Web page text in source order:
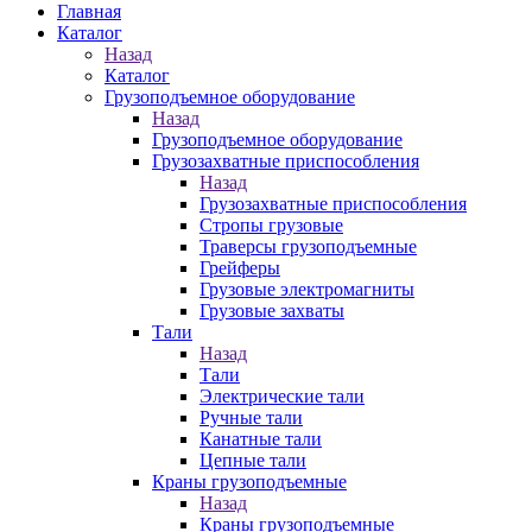
Главная
Каталог
Назад
Каталог
Грузоподъемное оборудование
Назад
Грузоподъемное оборудование
Грузозахватные приспособления
Назад
Грузозахватные приспособления
Стропы грузовые
Траверсы грузоподъемные
Грейферы
Грузовые электромагниты
Грузовые захваты
Тали
Назад
Тали
Электрические тали
Ручные тали
Канатные тали
Цепные тали
Краны грузоподъемные
Назад
Краны грузоподъемные